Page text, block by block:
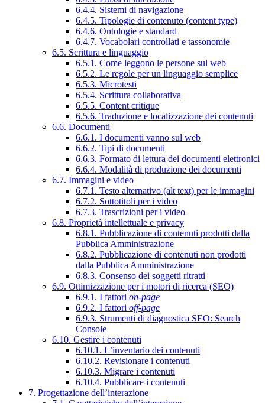
6.4.4. Sistemi di navigazione
6.4.5. Tipologie di contenuto (content type)
6.4.6. Ontologie e standard
6.4.7. Vocabolari controllati e tassonomie
6.5. Scrittura e linguaggio
6.5.1. Come leggono le persone sul web
6.5.2. Le regole per un linguaggio semplice
6.5.3. Microtesti
6.5.4. Scrittura collaborativa
6.5.5. Content critique
6.5.6. Traduzione e localizzazione dei contenuti
6.6. Documenti
6.6.1. I documenti vanno sul web
6.6.2. Tipi di documenti
6.6.3. Formato di lettura dei documenti elettronici
6.6.4. Modalità di produzione dei documenti
6.7. Immagini e video
6.7.1. Testo alternativo (alt text) per le immagini
6.7.2. Sottotitoli per i video
6.7.3. Trascrizioni per i video
6.8. Proprietà intellettuale e privacy
6.8.1. Pubblicazione di contenuti prodotti dalla
Pubblica Amministrazione
6.8.2. Pubblicazione di contenuti non prodotti
dalla Pubblica Amministrazione
6.8.3. Consenso dei soggetti ritratti
6.9. Ottimizzazione per i motori di ricerca (SEO)
6.9.1. I fattori on-page
6.9.2. I fattori off-page
6.9.3. Strumenti di diagnostica SEO: Search
Console
6.10. Gestire i contenuti
6.10.1. L’inventario dei contenuti
6.10.2. Revisionare i contenuti
6.10.3. Migrare i contenuti
6.10.4. Pubblicare i contenuti
7. Progettazione dell’interazione